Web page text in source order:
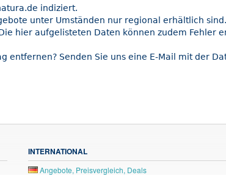
indiziert.
unter Umständen nur regional erhältlich
hier aufgelisteten Daten können zudem
entfernen? Senden Sie uns eine E-Mail mit der
INTERNATIONAL
Angebote, Preisvergleich, Deals